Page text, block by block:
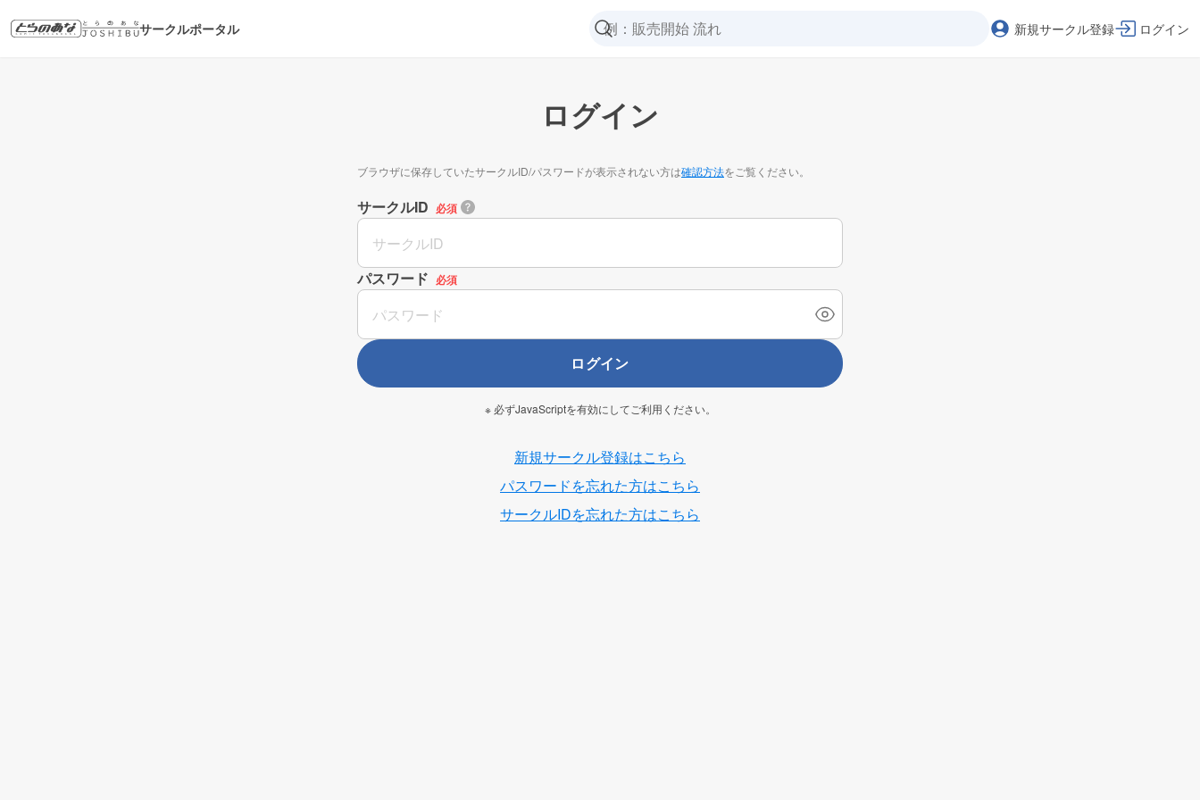
サークルポータル 新規サークル登録 ログイン
ログイン
ブラウザに保存していたサークルID/パスワードが表示されない方は確認方法をご覧ください。
サークルID 必須
パスワード 必須
ログイン
※ 必ずJavaScriptを有効にしてご利用ください。
新規サークル登録はこちら
パスワードを忘れた方はこちら
サークルIDを忘れた方はこちら